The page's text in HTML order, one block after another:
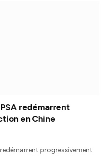
redémarrent
en Chine
progressivement